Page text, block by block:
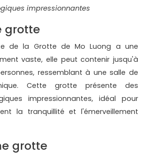
impressionnantes
grotte
de la Grotte de Mo Luong a une
vaste, elle peut contenir jusqu'à
ressemblant à une salle de
Cette grotte présente des
impressionnantes, idéal pour
la tranquillité et l'émerveillement
grotte